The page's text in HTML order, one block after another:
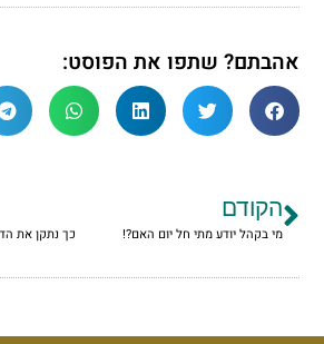
אהבתם? שתפו את הפוסט:
הקודם
מי בקהל יודע מתי חל יום האם?!